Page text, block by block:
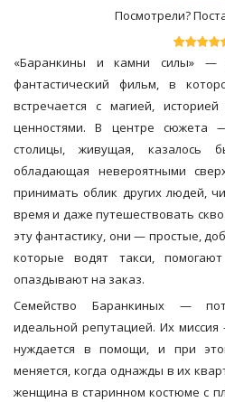
Посмотрели?
«Баранкины и камни силы» —
фантастический фильм, в
встречается с магией,
ценностями. В центре сюжета
столицы, живущая,
обладающая невероятными
принимать облик других людей,
время и даже путешествовать
эту фантастику, они — простые,
которые водят такси,
опаздывают на заказ.
Семейство Баранкиных —
идеальной репутацией. Их
нуждается в помощи, и при
меняется, когда однажды в их
женщина в старинном костюме с